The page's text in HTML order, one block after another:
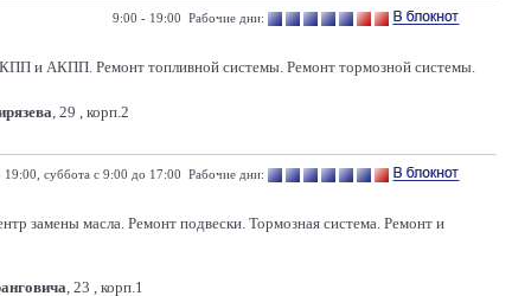
9:00 - 19:00 Рабочие дни:
и АКПП. Ремонт топливной системы. Ремонт тормозной системы.
, 29 , корп.2
19:00, суббота с 9:00 до 17:00 Рабочие дни:
замены масла. Ремонт подвески. Тормозная система. Ремонт и
, 23 , корп.1